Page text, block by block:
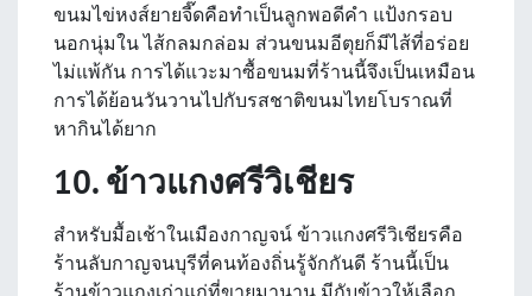
ขนมไข่หงส์ยายจี๊ดคือทำเป็นลูกพอดีคำ แป้งกรอบ
นอกนุ่มใน ไส้กลมกล่อม ส่วนขนมอีตุยก็มีไส้ที่อร่อย
ไม่แพ้กัน การได้แวะมาซื้อขนมที่ร้านนี้จึงเป็นเหมือน
การได้ย้อนวันวานไปกับรสชาติขนมไทยโบราณที่
หากินได้ยาก
10. ข้าวแกงศรีวิเชียร
สำหรับมื้อเช้าในเมืองกาญจน์ ข้าวแกงศรีวิเชียรคือ
ร้านลับกาญจนบุรีที่คนท้องถิ่นรู้จักกันดี ร้านนี้เป็น